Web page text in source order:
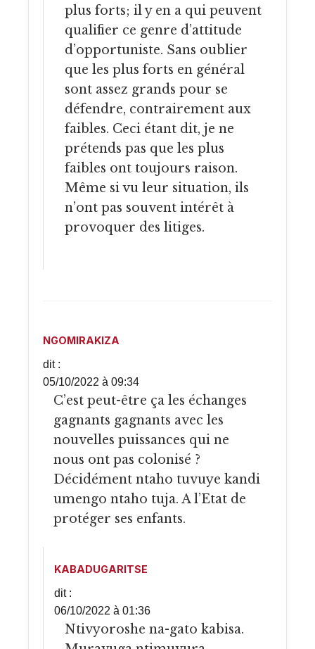
plus forts; il y en a qui peuvent
qualifier ce genre d’attitude
d’opportuniste. Sans oublier
que les plus forts en général
sont assez grands pour se
défendre, contrairement aux
faibles. Ceci étant dit, je ne
prétends pas que les plus
faibles ont toujours raison.
Même si vu leur situation, ils
n’ont pas souvent intérêt à
provoquer des litiges.
NGOMIRAKIZA
dit :
05/10/2022 à 09:34
C’est peut-être ça les échanges
gagnants gagnants avec les
nouvelles puissances qui ne
nous ont pas colonisé ?
Décidément ntaho tuvuye kandi
umengo ntaho tuja. A l’Etat de
protéger ses enfants.
KABADUGARITSE
dit :
06/10/2022 à 01:36
Ntivyoroshe na-gato kabisa.